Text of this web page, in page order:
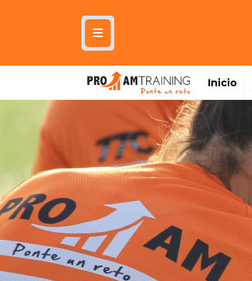
Inicio